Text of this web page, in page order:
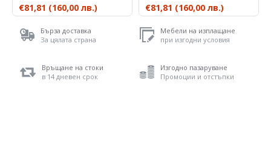
€81,81 (160,00 лв.)
€81,81 (160,00 лв.)
Бърза доставка
За цялата страна
Мебели на изплащане
при изгодни условия
Връщане на стоки
в 14 дневен срок
Изгодно пазаруване
Промоции и отстъпки